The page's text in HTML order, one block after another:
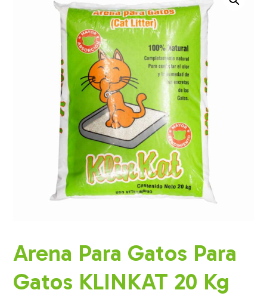
Arena Para Gatos Para
Gatos KLINKAT 20 Kg